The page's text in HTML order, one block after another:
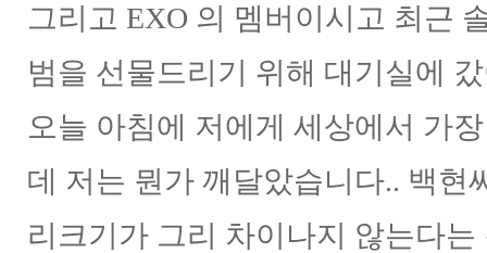
그리고 EXO 의 멤버이시고 최근
범을 선물드리기 위해 대기실에
오늘 아침에 저에게 세상에서 가
데 저는 뭔가 깨달았습니다.. 백현
리크기가 그리 차이나지 않는다